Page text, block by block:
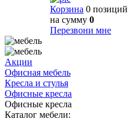
Корзина 0 позиций
на сумму 0
Перезвони мне
Акции
Офисная мебель
Кресла и стулья
Офисные кресла
Офисные кресла
Каталог мебели: